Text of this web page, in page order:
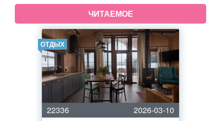
ЧИТАЕМОЕ
ОТДЫХ
22336
2026-03-10